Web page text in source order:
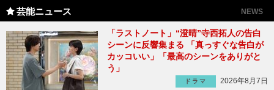
芸能ニュース NEWS
「ラストノート」“澄晴”寺西拓人の告白
シーンに反響集まる 「真っすぐな告白が
カッコいい」「最高のシーンをありがと
う」
ドラマ
2026年8月7日